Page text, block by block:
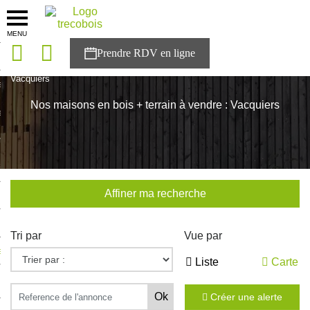
MENU
solutions
Trecobois
à NESTOR
Vacquiers
Nos maisons en bois + terrain à vendre : Vacquiers
Affiner ma recherche
Tri par Vue par
Liste Carte
Créer une alerte